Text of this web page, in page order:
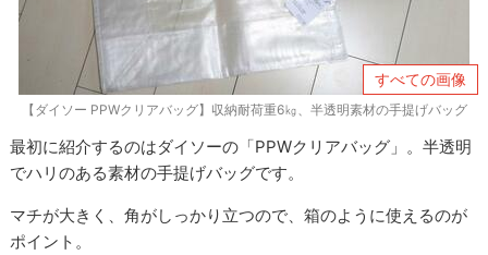
すべての画像
【ダイソー PPWクリアバッグ】収納耐荷重6㎏、半透明素材の手提げバッグ
最初に紹介するのはダイソーの「PPWクリアバッグ」。半透明
でハリのある素材の手提げバッグです。
マチが大きく、角がしっかり立つので、箱のように使えるのが
ポイント。